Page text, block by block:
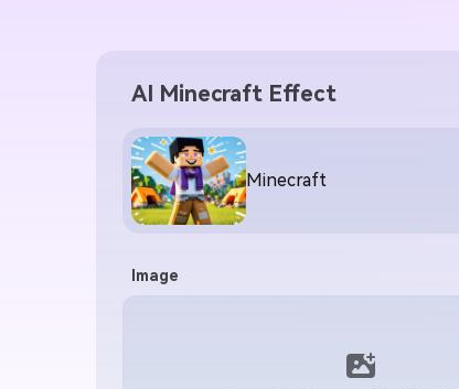
AI Minecraft Effect
Minecraft
Image